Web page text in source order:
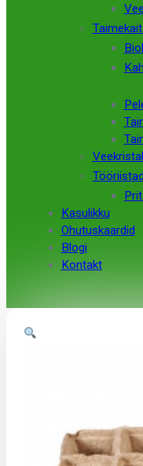
Tööriistad
Kasulikku
Ohutuskaardid
Blogi
Kontakt